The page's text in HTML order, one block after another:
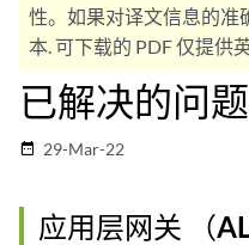
性。如果对译文信息的准
本. 可下载的 PDF 仅提供
已解决的问
date_range 29-Mar-22
应用层网关 （